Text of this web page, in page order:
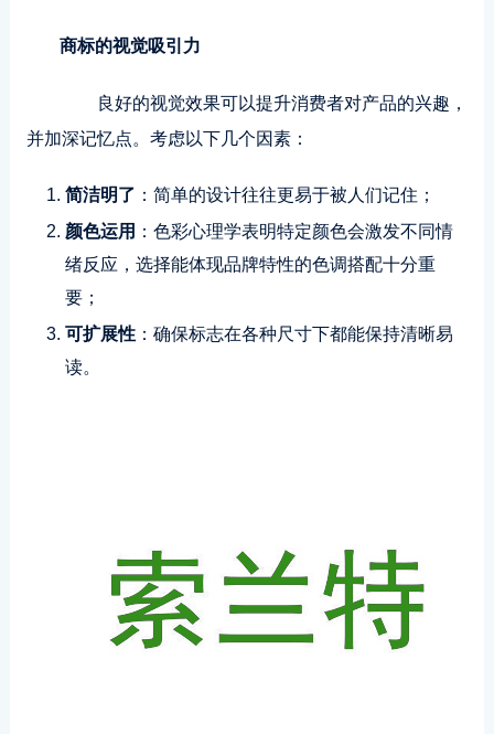
商标的视觉吸引力
良好的视觉效果可以提升消费者对产品的兴趣，
并加深记忆点。考虑以下几个因素：
简洁明了 ：简单的设计往往更易于被人们记住；
颜色运用 ：色彩心理学表明特定颜色会激发不同情
绪反应，选择能体现品牌特性的色调搭配十分重
要；
可扩展性：确保标志在各种尺寸下都能保持清晰易
读。